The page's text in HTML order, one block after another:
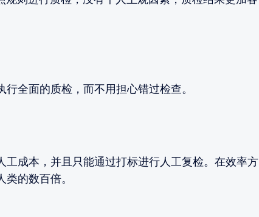
全面的质检，而不用担心错过检查。
工成本，并且只能通过打标进行人工复检。在效率方
的数百倍。